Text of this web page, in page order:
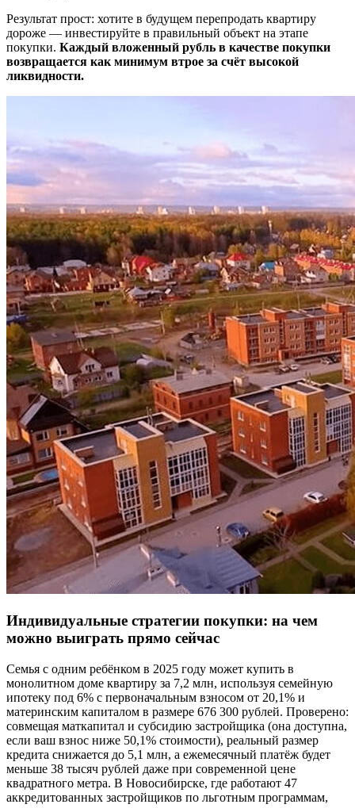
Результат прост: хотите в будущем перепродать квартиру
дороже — инвестируйте в правильный объект на этапе
покупки. Каждый вложенный рубль в качестве покупки
возвращается как минимум втрое за счёт высокой
ликвидности.
Индивидуальные стратегии покупки: на чем
можно выиграть прямо сейчас
Семья с одним ребёнком в 2025 году может купить в
монолитном доме квартиру за 7,2 млн, используя семейную
ипотеку под 6% с первоначальным взносом от 20,1% и
материнским капиталом в размере 676 300 рублей. Проверено:
совмещая маткапитал и субсидию застройщика (она доступна,
если ваш взнос ниже 50,1% стоимости), реальный размер
кредита снижается до 5,1 млн, а ежемесячный платёж будет
меньше 38 тысяч рублей даже при современной цене
квадратного метра. В Новосибирске, где работают 47
аккредитованных застройщиков по льготным программам,